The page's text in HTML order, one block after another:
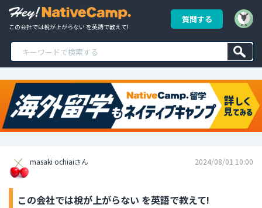
この会社では梲が上がらない を英語で教えて!
質問する
masaki ochiaiさん 2024/08/01 10:00
この会社では梲が上がらない を英語で教えて!